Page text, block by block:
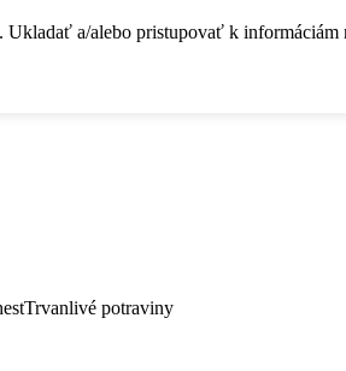
a/alebo pristupovať k informáciám
Trvanlivé potraviny